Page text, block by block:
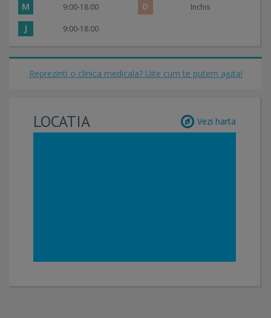
M 9:00-18:00 D Inchis
J 9:00-18:00
Reprezinti o clinica medicala? Uite cum te putem ajuta!
LOCATIA Vezi harta